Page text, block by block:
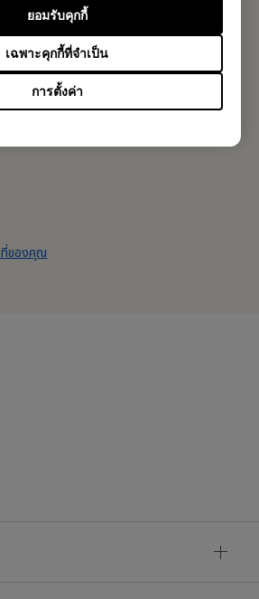
การตั้งค่า
เฉพาะคุกกี้ที่จำเป็น
ยอมรับคุกกี้
Thailand
ย) จำกัด
ร์ ชั้น 12 ห้อง 1206 ถนนสีลม แขวงสีลม เขต
ของคุณ